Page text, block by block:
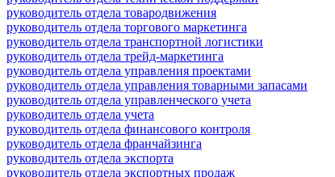
руководитель отдела товародвижения
руководитель отдела торгового маркетинга
руководитель отдела транспортной логистики
руководитель отдела трейд-маркетинга
руководитель отдела управления проектами
руководитель отдела управления товарными запасами
руководитель отдела управленческого учета
руководитель отдела учета
руководитель отдела финансового контроля
руководитель отдела франчайзинга
руководитель отдела экспорта
руководитель отдела экспортных продаж